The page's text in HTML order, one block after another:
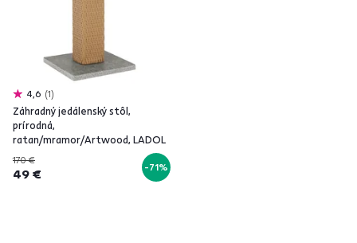
4,6 1
Záhradný jedálenský stôl,
prírodná,
ratan/mramor/Artwood, LADOL
170 €
49 € -71%